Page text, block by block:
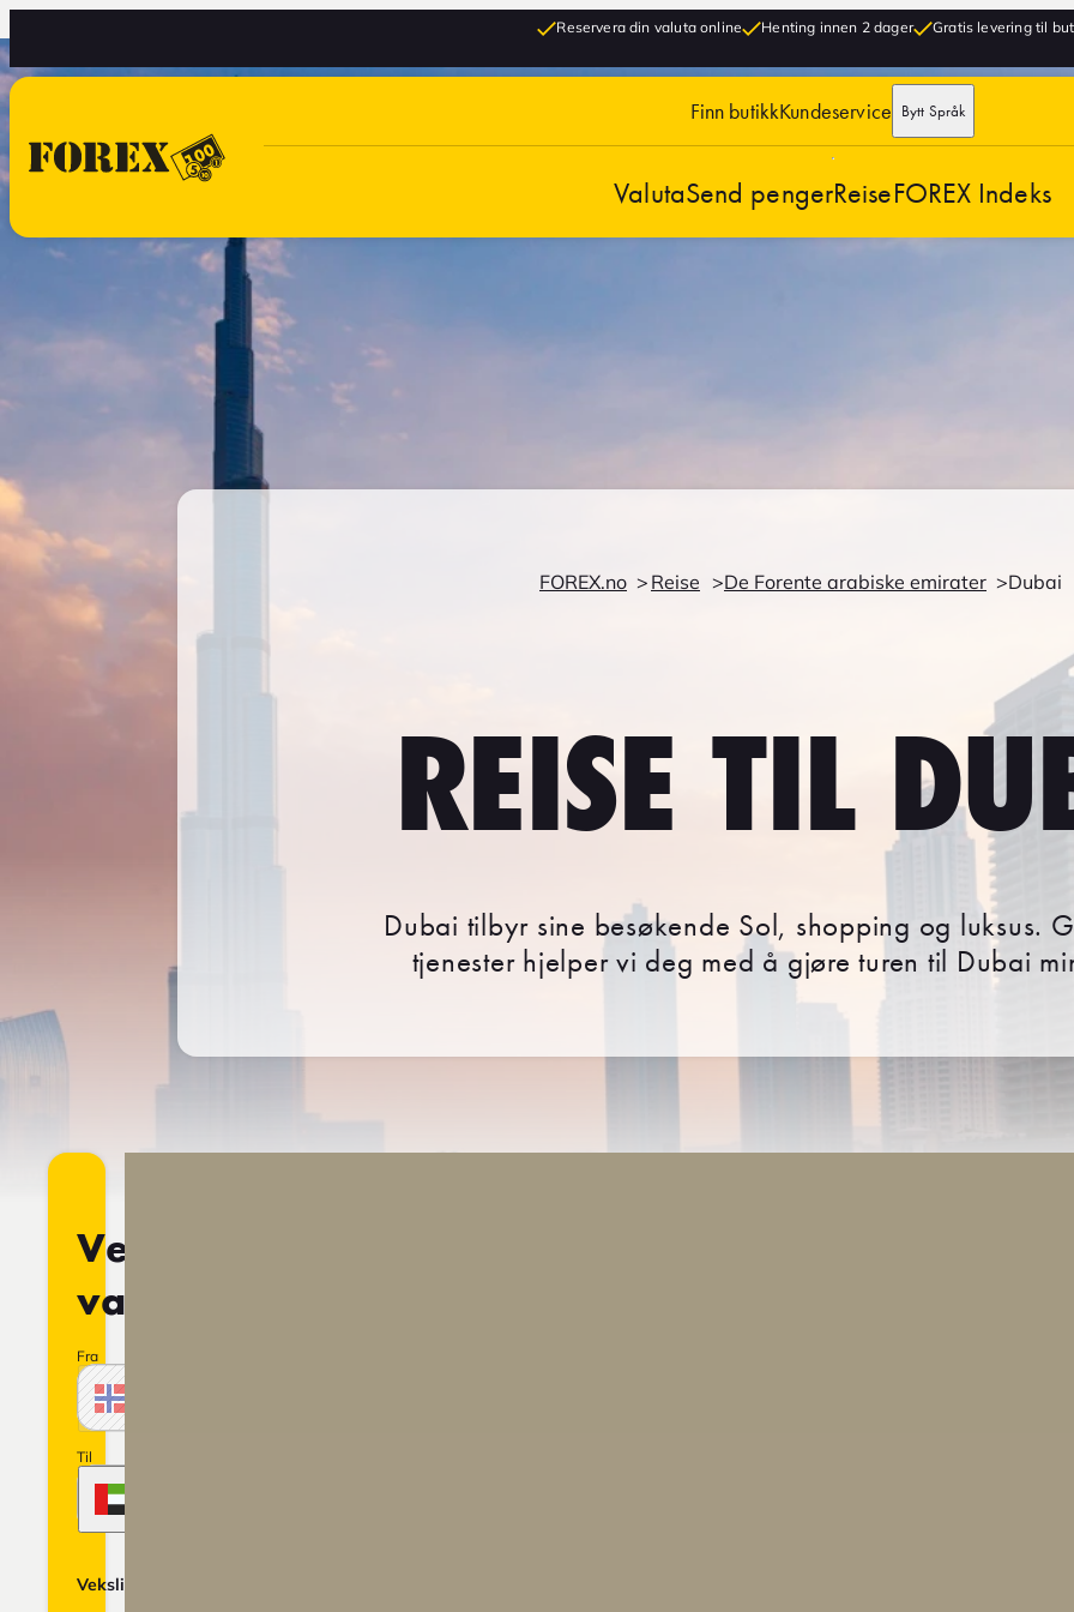
Reservera din valuta online Henting innen 2 dager Gratis levering til
Finn butikkKundeservice Bytt Språk
ValutaSend pengerReiseFOREX Indeks
FOREX.no Reise De Forente arabiske emirater Dubai
REISE TIL
Dubai tilbyr sine besøkende Sol, shopping og luksus.
tjenester hjelper vi deg med å gjøre turen til Dubai
Veksle
valuta
Fra
Til
Vekslingskurs